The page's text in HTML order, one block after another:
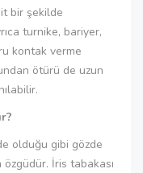
bir şekilde
turnike, bariyer,
kontak verme
ötürü de uzun
olduğu gibi gözde
İris tabakası